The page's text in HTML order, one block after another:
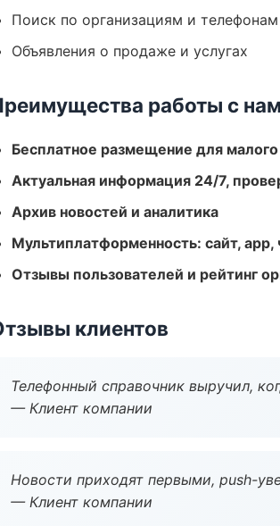
Поиск по организациям и телефонам
Объявления о продаже и услугах
работы с
Бесплатное размещение для малого
Актуальная информация 24/7,
Архив новостей и аналитика
Мультиплатформенность: сайт, app,
Отзывы пользователей и рейтинг
клиентов
Телефонный справочник выручил,
— Клиент компании
Новости приходят первыми, push-
— Клиент компании